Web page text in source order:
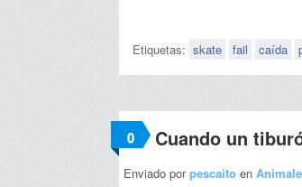
Etiquetas: skate fail caída
0 Cuando un
Enviado porpescaito en